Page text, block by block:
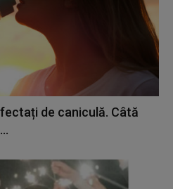
de caniculă. Câtă